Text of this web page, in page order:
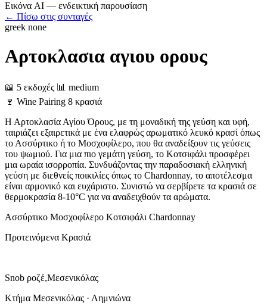
Εικόνα AI — ενδεικτική παρουσίαση
← Πίσω στις συνταγές
greek none
Αρτοκλασια αγιου ορους
📖 5 εκδοχές 📊 medium
🍷 Wine Pairing 8 κρασιά
Η Αρτοκλασία Αγίου Όρους, με τη μοναδική της γεύση και υφή,
ταιριάζει εξαιρετικά με ένα ελαφρώς αρωματικό λευκό κρασί όπως
το Ασσύρτικο ή το Μοσχοφίλερο, που θα αναδείξουν τις γεύσεις
του ψωμιού. Για μια πιο γεμάτη γεύση, το Κοτσιφάλι προσφέρει
μια ωραία ισορροπία. Συνδυάζοντας την παραδοσιακή ελληνική
γεύση με διεθνείς ποικιλίες όπως το Chardonnay, το αποτέλεσμα
είναι αρμονικό και ευχάριστο. Συνιστώ να σερβίρετε τα κρασιά σε
θερμοκρασία 8-10°C για να αναδειχθούν τα αρώματα.
Ασσύρτικο Μοσχοφίλερο Κοτσιφάλι Chardonnay
Προτεινόμενα Κρασιά
Snob ροζέ,Μεσενικόλας
Κτήμα Μεσενικόλας · Λημνιώνα